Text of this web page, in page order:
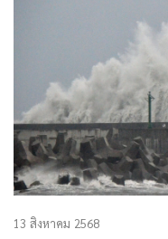
13 สิงหาคม 2568